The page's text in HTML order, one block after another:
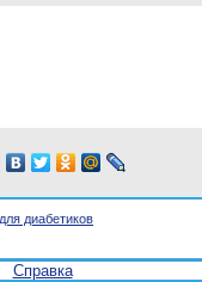
диабетиков
Справка